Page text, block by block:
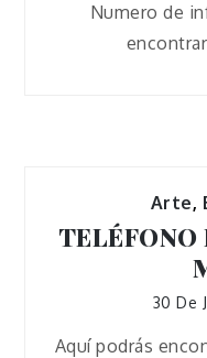
Numero de
Arte,
30 De
Aquí podrás